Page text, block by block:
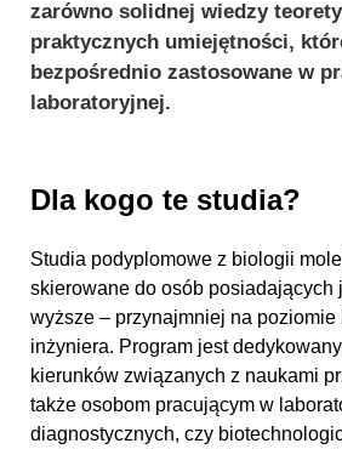
zarówno solidnej wiedzy
praktycznych umiejętności,
bezpośrednio zastosowane w
laboratoryjnej.
Dla kogo te studia?
Studia podyplomowe z biologii
skierowane do osób posiadających
wyższe – przynajmniej na
inżyniera. Program jest
kierunków związanych z naukami
także osobom pracującym w
diagnostycznych, czy